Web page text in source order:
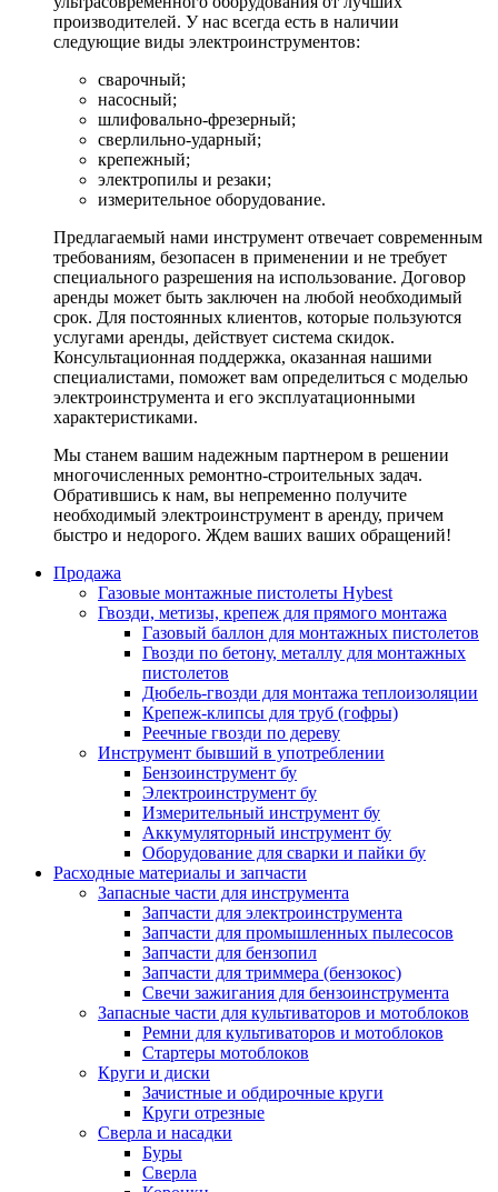
производителей. У нас всегда есть в наличии
следующие виды электроинструментов:
сварочный;
насосный;
шлифовально-фрезерный;
сверлильно-ударный;
крепежный;
электропилы и резаки;
измерительное оборудование.
Предлагаемый нами инструмент отвечает современным
требованиям, безопасен в применении и не требует
специального разрешения на использование. Договор
аренды может быть заключен на любой необходимый
срок. Для постоянных клиентов, которые пользуются
услугами аренды, действует система скидок.
Консультационная поддержка, оказанная нашими
специалистами, поможет вам определиться с моделью
электроинструмента и его эксплуатационными
характеристиками.
Мы станем вашим надежным партнером в решении
многочисленных ремонтно-строительных задач.
Обратившись к нам, вы непременно получите
необходимый электроинструмент в аренду, причем
быстро и недорого. Ждем ваших ваших обращений!
Продажа
Газовые монтажные пистолеты Hybest
Гвозди, метизы, крепеж для прямого монтажа
Газовый баллон для монтажных пистолетов
Гвозди по бетону, металлу для монтажных
пистолетов
Дюбель-гвозди для монтажа теплоизоляции
Крепеж-клипсы для труб (гофры)
Реечные гвозди по дереву
Инструмент бывший в употреблении
Бензоинструмент бу
Электроинструмент бу
Измерительный инструмент бу
Аккумуляторный инструмент бу
Оборудование для сварки и пайки бу
Расходные материалы и запчасти
Запасные части для инструмента
Запчасти для электроинструмента
Запчасти для промышленных пылесосов
Запчасти для бензопил
Запчасти для триммера (бензокос)
Свечи зажигания для бензоинструмента
Запасные части для культиваторов и мотоблоков
Ремни для культиваторов и мотоблоков
Стартеры мотоблоков
Круги и диски
Зачистные и обдирочные круги
Круги отрезные
Сверла и насадки
Буры
Сверла